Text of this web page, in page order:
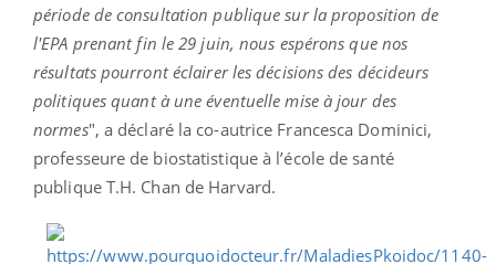
période de consultation publique sur la proposition de
l'EPA prenant fin le 29 juin, nous espérons que nos
résultats pourront éclairer les décisions des décideurs
politiques quant à une éventuelle mise à jour des
normes", a déclaré la co-autrice Francesca Dominici,
professeure de biostatistique à l’école de santé
publique T.H. Chan de Harvard.